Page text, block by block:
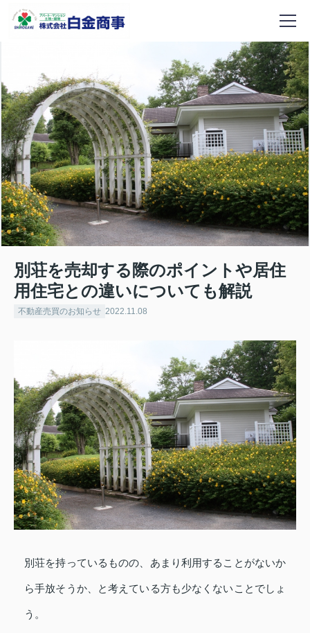
別荘を売却する際のポイントや居住
用住宅との違いについても解説
不動産売買のお知らせ 2022.11.08
別荘を持っているものの、あまり利用することがないか
ら手放そうか、と考えている方も少なくないことでしょ
う。